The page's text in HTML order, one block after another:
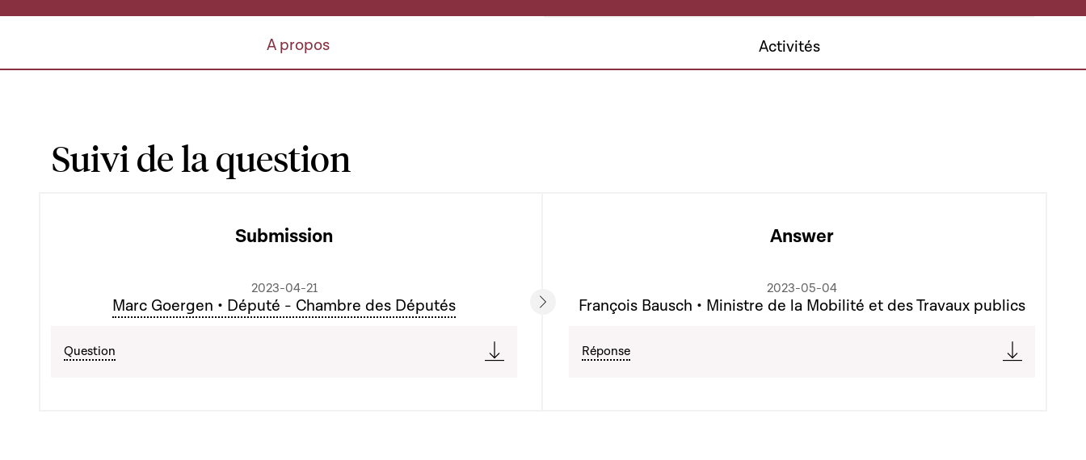
A propos Activités
Suivi de la question
Submission
2023-04-21
Marc Goergen • Député - Chambre des Députés
Question
Answer
2023-05-04
François Bausch • Ministre de la Mobilité et des Travaux publics
Réponse